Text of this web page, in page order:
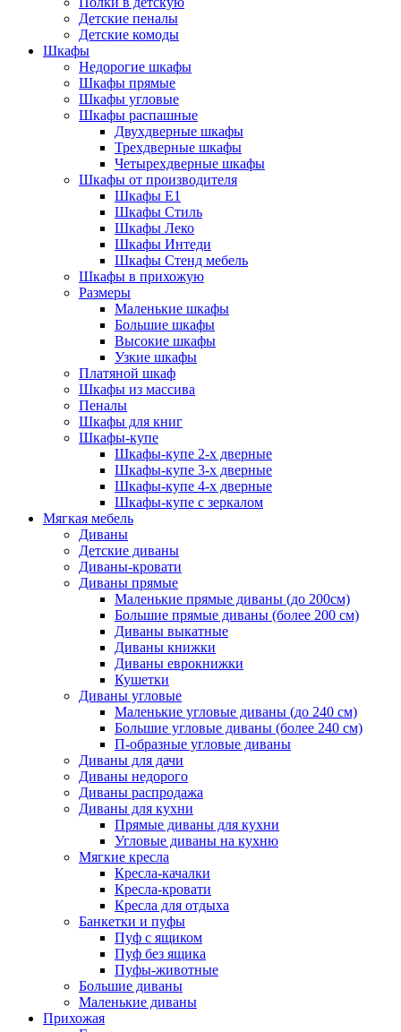
Детские пеналы
Детские комоды
Шкафы
Недорогие шкафы
Шкафы прямые
Шкафы угловые
Шкафы распашные
Двухдверные шкафы
Трехдверные шкафы
Четырехдверные шкафы
Шкафы от производителя
Шкафы E1
Шкафы Стиль
Шкафы Леко
Шкафы Интеди
Шкафы Стенд мебель
Шкафы в прихожую
Размеры
Маленькие шкафы
Большие шкафы
Высокие шкафы
Узкие шкафы
Платяной шкаф
Шкафы из массива
Пеналы
Шкафы для книг
Шкафы-купе
Шкафы-купе 2-х дверные
Шкафы-купе 3-х дверные
Шкафы-купе 4-х дверные
Шкафы-купе с зеркалом
Мягкая мебель
Диваны
Детские диваны
Диваны-кровати
Диваны прямые
Маленькие прямые диваны (до 200см)
Большие прямые диваны (более 200 см)
Диваны выкатные
Диваны книжки
Диваны еврокнижки
Кушетки
Диваны угловые
Маленькие угловые диваны (до 240 см)
Большие угловые диваны (более 240 см)
П-образные угловые диваны
Диваны для дачи
Диваны недорого
Диваны распродажа
Диваны для кухни
Прямые диваны для кухни
Угловые диваны на кухню
Мягкие кресла
Кресла-качалки
Кресла-кровати
Кресла для отдыха
Банкетки и пуфы
Пуф с ящиком
Пуф без ящика
Пуфы-животные
Большие диваны
Маленькие диваны
Прихожая